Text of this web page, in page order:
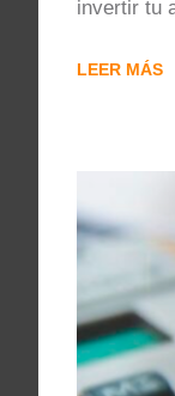
invertir tu
LEER MÁS